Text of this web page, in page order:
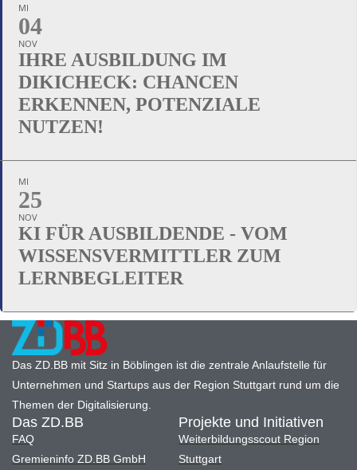
MI
04
NOV
IHRE AUSBILDUNG IM
DIKICHECK: CHANCEN
ERKENNEN, POTENZIALE
NUTZEN!
MI
25
NOV
KI FÜR AUSBILDENDE - VOM
WISSENSVERMITTLER ZUM
LERNBEGLEITER
Das ZD.BB mit Sitz in Böblingen ist die zentrale Anlaufstelle für
Unternehmen und Startups aus der Region Stuttgart rund um die
Themen der Digitalisierung.
Das ZD.BB
FAQ
Gremieninfo ZD.BB GmbH
Projekte und Initiativen
Weiterbildungsscout Region
Stuttgart